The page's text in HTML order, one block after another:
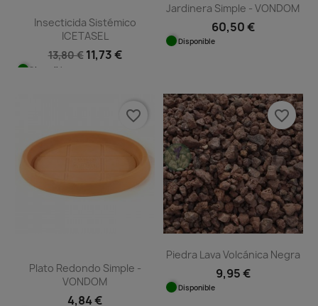
Insecticida Sistémico
ICETASEL
13,80 € 11,73 €
Disponible
Jardinera Simple - VONDOM
60,50 €
Disponible
Plato Redondo Simple -
VONDOM
4,84 €
favorite_border
Piedra Lava Volcánica Negra
9,95 €
Disponible
favorite_border